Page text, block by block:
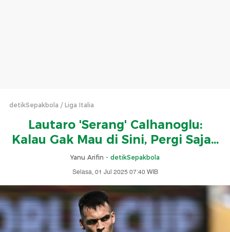
detikSepakbola Liga Italia
Lautaro 'Serang' Calhanoglu:
Kalau Gak Mau di Sini, Pergi Saja...
Yanu Arifin - detikSepakbola
Selasa, 01 Jul 2025 07:40 WIB